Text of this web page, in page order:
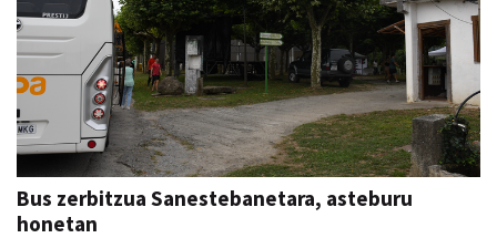
Bus zerbitzua Sanestebanetara, asteburu
honetan